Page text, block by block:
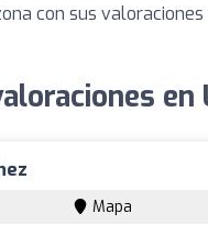
con sus
en
Mapa